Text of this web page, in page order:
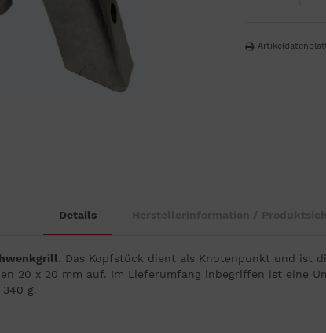
Details
. Das Kopfstück dient als Knotenpunkt und ist
20 x 20 mm auf. Im Lieferumfang inbegriffen ist eine
g.